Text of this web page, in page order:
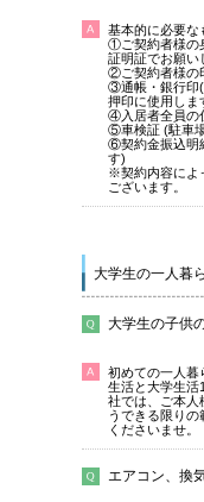
基本的に必要な
①ご契約者様の
証明証でお願い
②ご契約者様の
③通帳・銀行印(
押印に使用しま
④入居者全員の
⑤車検証 (駐車
⑥契約金振込明
す)
※契約内容によ
ございます。
大学生の一人暮
大学生の子供
初めての一人暮
生活と大学生活
社では、ご本人
うできる限り
くださいませ。
エアコン、換